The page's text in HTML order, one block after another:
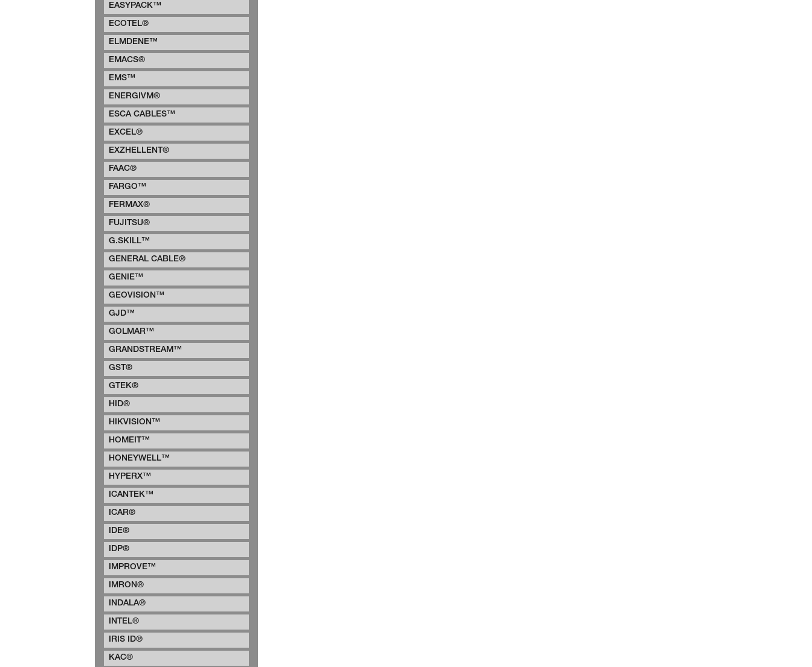
EASYPACK™
ECOTEL®
ELMDENE™
EMACS®
EMS™
ENERGIVM®
ESCA CABLES™
EXCEL®
EXZHELLENT®
FAAC®
FARGO™
FERMAX®
FUJITSU®
G.SKILL™
GENERAL CABLE®
GENIE™
GEOVISION™
GJD™
GOLMAR™
GRANDSTREAM™
GST®
GTEK®
HID®
HIKVISION™
HOMEIT™
HONEYWELL™
HYPERX™
ICANTEK™
ICAR®
IDE®
IDP®
IMPROVE™
IMRON®
INDALA®
INTEL®
IRIS ID®
KAC®